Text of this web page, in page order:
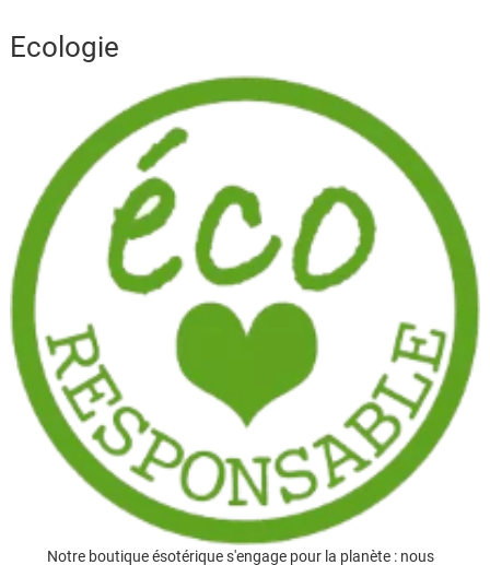
Ecologie
Notre boutique ésotérique s'engage pour la planète : nous